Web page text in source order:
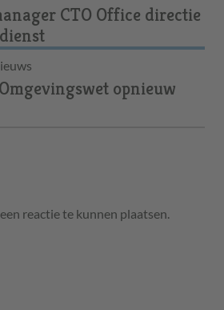
CTO Office directie
opnieuw
reactie te kunnen plaatsen.